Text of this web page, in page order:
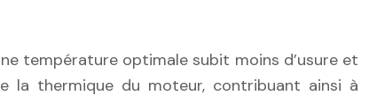
température optimale subit moins d’usure et
la thermique du moteur, contribuant ainsi à